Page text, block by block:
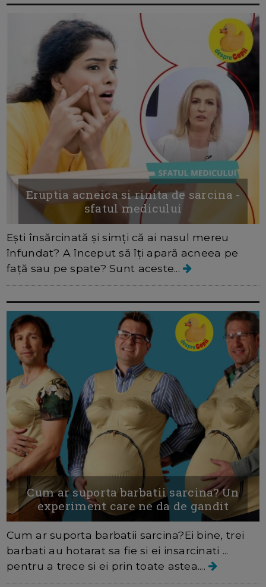
Eruptia acneica si rinita de sarcina -
sfatul medicului
Ești însărcinată și simți că ai nasul mereu
înfundat? A început să îți apară acneea pe
față sau pe spate? Sunt aceste...
Cum ar suporta barbatii sarcina? Un
experiment care ne da de gandit
Cum ar suporta barbatii sarcina?Ei bine, trei
barbati au hotarat sa fie si ei insarcinati ...
pentru a trece si ei prin toate astea....